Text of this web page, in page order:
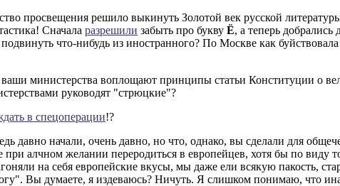
просвещения решило выкинуть Золотой век русской
Сначала разрешили забыть про букву Ё, а теперь
что-нибудь из иностранного? По Москве как
министерства воплощают принципы статьи Конституции о
руководят "стрюцкие"?
в спецоперации!?
давно начали, очень давно, но что, однако, вы сделали для
при алчном желании переродиться в европейцев, хотя бы по виду
на себя европейские вкусы, мы даже ели всякую пакость,
Вы думаете, я издеваюсь? Ничуть. Я слишком понимаю, что